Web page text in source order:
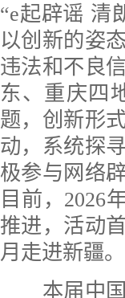
“e起辟谣 清
以创新的姿
违法和不良
东、重庆四
题，创新形
动，系统探
极参与网络
目前，2026
推进，活动
月走进新疆。
本届中国